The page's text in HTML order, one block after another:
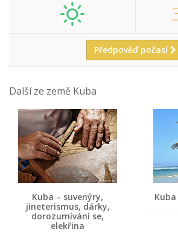
Předpověď počasí
Další ze země Kuba
Kuba – suvenýry,
jineterismus, dárky,
dorozumívání se,
elekřina